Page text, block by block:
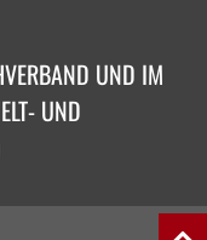
UND IM
UND